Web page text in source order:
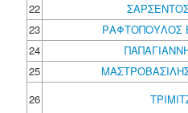
22
23
24
25
26